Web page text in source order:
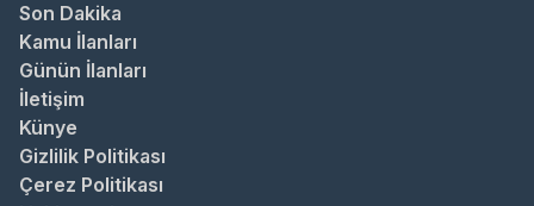
Son Dakika
Kamu İlanları
Günün İlanları
İletişim
Künye
Gizlilik Politikası
Çerez Politikası